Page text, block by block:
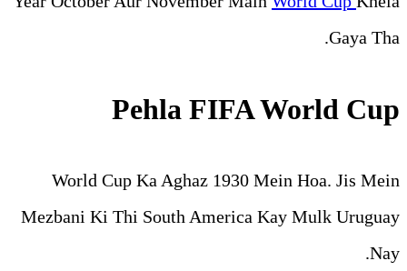
Pehla
World Cup Ka Aghaz
Mezbani Ki Thi South